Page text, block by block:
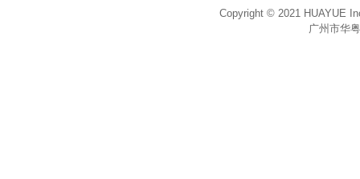
Copyright © 2021 HUAYUE
广州市华